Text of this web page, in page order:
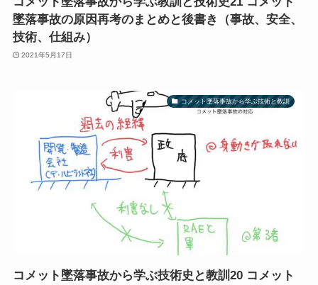
墜落事故の原因再考のまとめと後書き（事故、安全、
技術、仕組み）
2021年5月17日
コメット墜落事故から学ぶ技術と教訓
コメット墜落事故から学ぶ技術史と教訓20 コメット